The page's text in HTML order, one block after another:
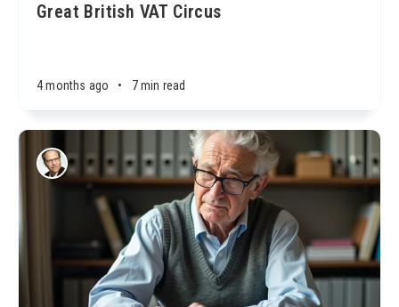
Great British VAT Circus
4 months ago • 7 min read